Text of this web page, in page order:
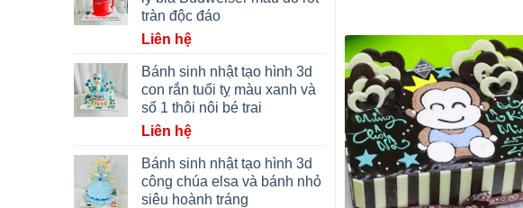
tràn độc đáo
Liên hệ
Bánh sinh nhật tạo hình 3d
con rắn tuổi tỵ màu xanh và
số 1 thôi nôi bé trai
Liên hệ
Bánh sinh nhật tạo hình 3d
công chúa elsa và bánh nhỏ
siêu hoành tráng